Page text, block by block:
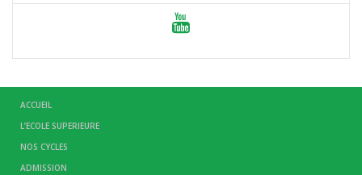
ACCUEIL
L’ECOLE SUPERIEURE
NOS CYCLES
ADMISSION